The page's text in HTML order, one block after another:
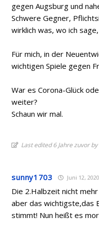
gegen Augsburg und
Schwere Gegner,
wirklich was, wo ich
Für mich, in der
wichtigen Spiele gegen
War es Corona-Glück
weiter?
Schaun wir mal.
Last edited 6 Jahre zuvor
sunny1703 Juni 12,
Die 2.Halbzeit nicht
aber das wichtigste,das
stimmt! Nun heißt es